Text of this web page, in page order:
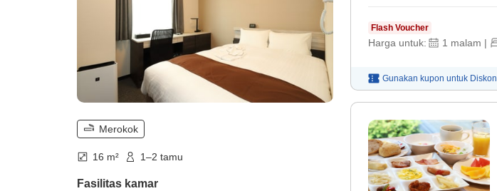
Merokok
16 m² 1–2 tamu
Fasilitas kamar
Flash Voucher
Harga untuk: 1 malam |
Gunakan kupon untuk Diskon